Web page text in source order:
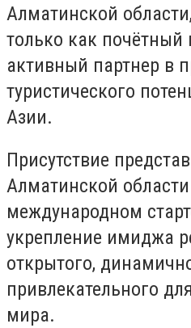
Алматинской
только как почётный
активный партнер в
туристического
Азии.
Присутствие
Алматинской
международном
укрепление имиджа
открытого,
привлекательного
мира.